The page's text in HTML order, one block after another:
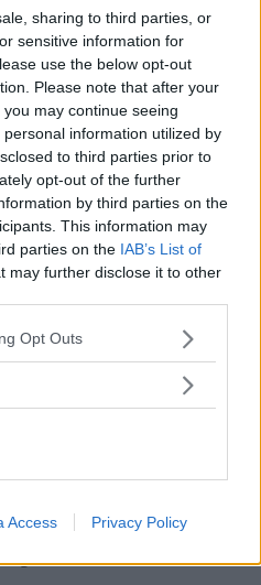
sharing to third parties, or
sensitive information for
use the below opt-out
Please note that after your
may continue seeing
information utilized by
to third parties prior to
opt-out of the further
by third parties on the
This information may
parties on the IAB’s List of
may further disclose it to other
uses one or more Google
behaviour. You may click to
purposes in below Google
Opt Outs
Access Privacy Policy
ledningsförmågan. Detta
så laddningen går snabbare.
är designade för
modeller, som har kraftfulla
energikrävande elektrisk
bra för stadskörning, med
samt för användning i
batterierna har 30 procent
avancerade konventionella
till motorstopp enligt
och orsaken är oftast att
Carbon Boost ser till att
snabbare. Och det
och tillförlitlighet.
batterier finns till de flesta
erfarenhet av OEM, och